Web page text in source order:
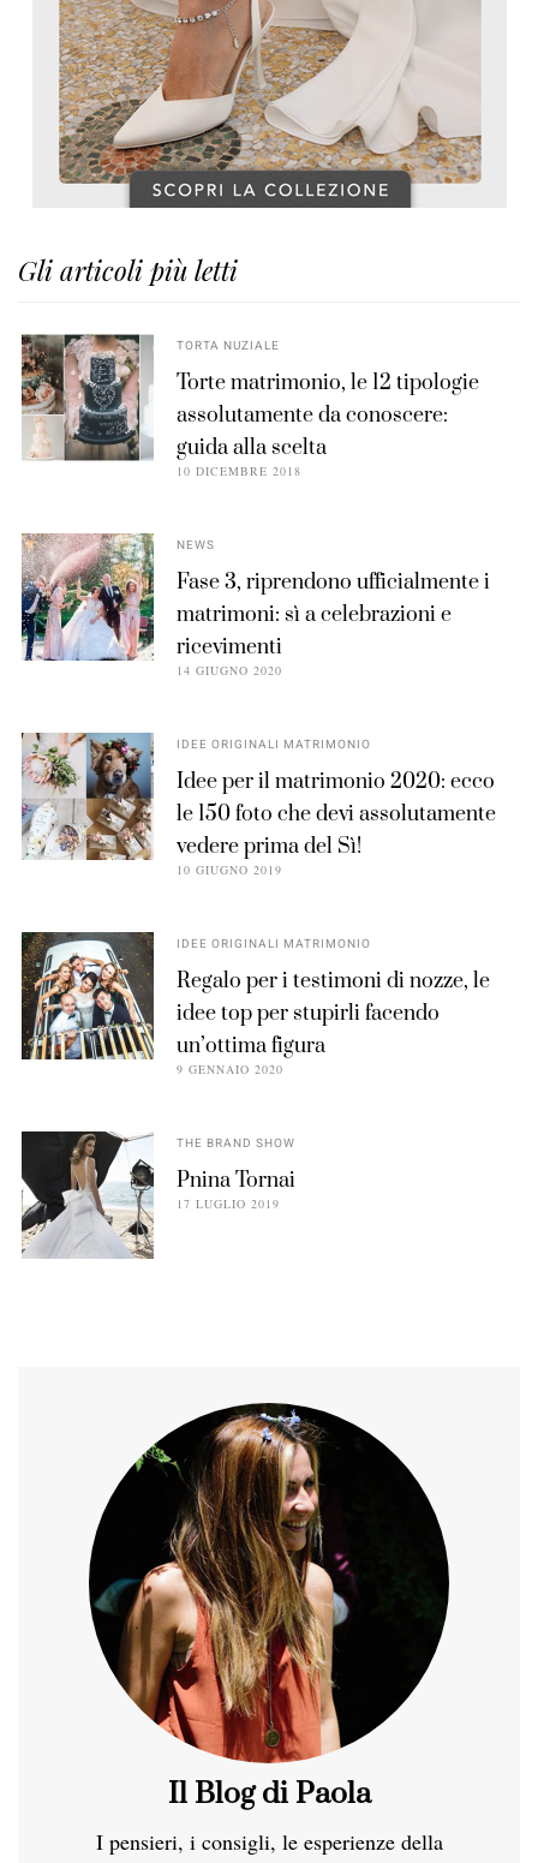
Gli articoli più letti
TORTA NUZIALE
Torte matrimonio, le 12 tipologie
assolutamente da conoscere:
guida alla scelta
10 DICEMBRE 2018
NEWS
Fase 3, riprendono ufficialmente i
matrimoni: sì a celebrazioni e
ricevimenti
14 GIUGNO 2020
IDEE ORIGINALI MATRIMONIO
Idee per il matrimonio 2020: ecco
le 150 foto che devi assolutamente
vedere prima del Sì!
10 GIUGNO 2019
IDEE ORIGINALI MATRIMONIO
Regalo per i testimoni di nozze, le
idee top per stupirli facendo
un’ottima figura
9 GENNAIO 2020
THE BRAND SHOW
Pnina Tornai
17 LUGLIO 2019
Il Blog di Paola
I pensieri, i consigli, le esperienze della